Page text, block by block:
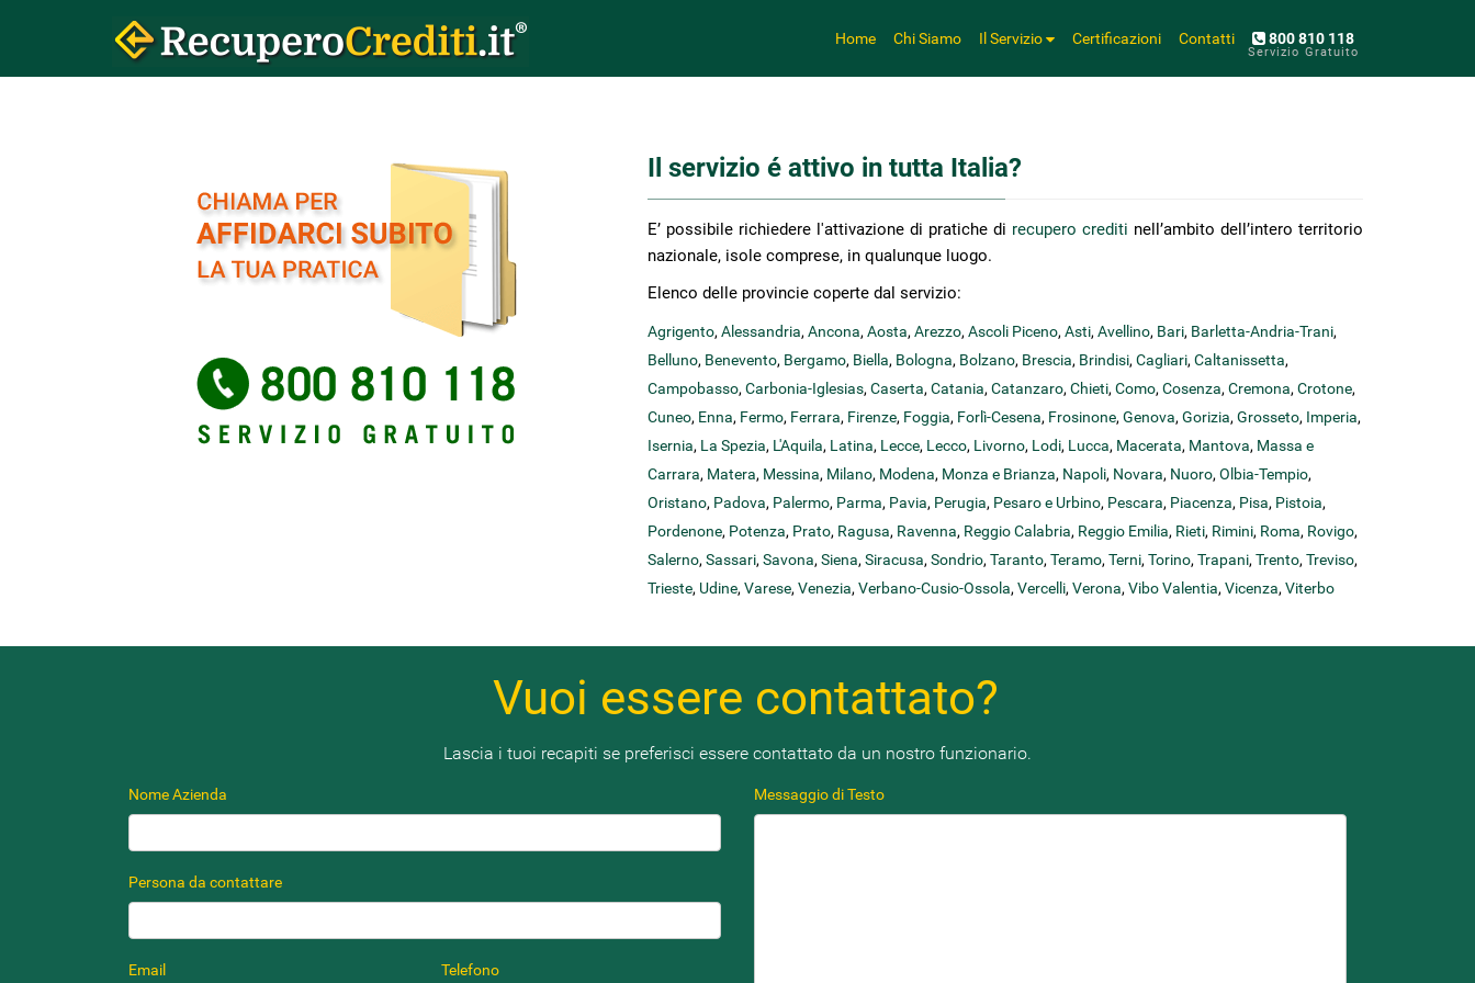
Home Chi Siamo Il Servizio Certificazioni Contatti 800 810 118
Servizio Gratuito
Il servizio é attivo in tutta Italia?
E’ possibile richiedere l'attivazione di pratiche di recupero crediti nell’ambito dell’intero territorio
nazionale, isole comprese, in qualunque luogo.
Elenco delle provincie coperte dal servizio:
Agrigento, Alessandria, Ancona, Aosta, Arezzo, Ascoli Piceno, Asti, Avellino, Bari, Barletta-Andria-Trani,
Belluno, Benevento, Bergamo, Biella, Bologna, Bolzano, Brescia, Brindisi, Cagliari, Caltanissetta,
Campobasso, Carbonia-Iglesias, Caserta, Catania, Catanzaro, Chieti, Como, Cosenza, Cremona, Crotone,
Cuneo, Enna, Fermo, Ferrara, Firenze, Foggia, Forlì-Cesena, Frosinone, Genova, Gorizia, Grosseto, Imperia,
Isernia, La Spezia, L'Aquila, Latina, Lecce, Lecco, Livorno, Lodi, Lucca, Macerata, Mantova, Massa e
Carrara, Matera, Messina, Milano, Modena, Monza e Brianza, Napoli, Novara, Nuoro, Olbia-Tempio,
Oristano, Padova, Palermo, Parma, Pavia, Perugia, Pesaro e Urbino, Pescara, Piacenza, Pisa, Pistoia,
Pordenone, Potenza, Prato, Ragusa, Ravenna, Reggio Calabria, Reggio Emilia, Rieti, Rimini, Roma, Rovigo,
Salerno, Sassari, Savona, Siena, Siracusa, Sondrio, Taranto, Teramo, Terni, Torino, Trapani, Trento, Treviso,
Trieste, Udine, Varese, Venezia, Verbano-Cusio-Ossola, Vercelli, Verona, Vibo Valentia, Vicenza, Viterbo
Vuoi essere contattato?
Lascia i tuoi recapiti se preferisci essere contattato da un nostro funzionario.
Nome Azienda
Persona da contattare
Email Telefono
Messaggio di Testo